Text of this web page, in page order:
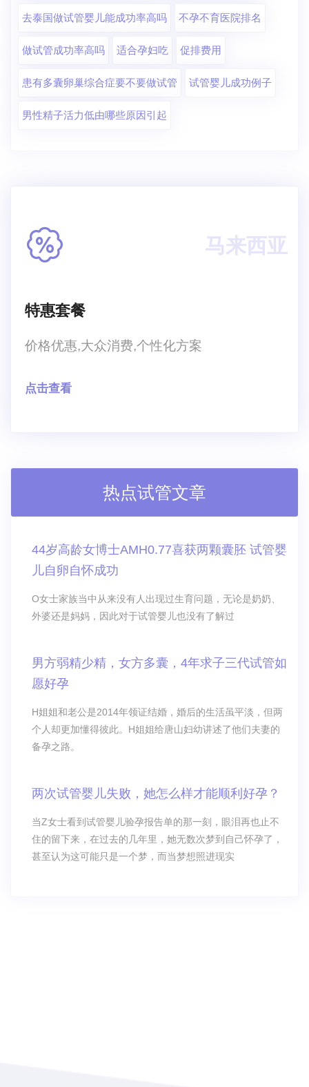
去泰国做试管婴儿能成功率高吗 不孕不育医院排名
做试管成功率高吗 适合孕妇吃 促排费用
患有多囊卵巢综合症要不要做试管 试管婴儿成功例子
男性精子活力低由哪些原因引起
马来西亚
特惠套餐
价格优惠,大众消费,个性化方案
点击查看
热点试管文章
44岁高龄女博士AMH0.77喜获两颗囊胚 试管婴
儿自卵自怀成功
O女士家族当中从来没有人出现过生育问题，无论是奶奶、
外婆还是妈妈，因此对于试管婴儿也没有了解过
男方弱精少精，女方多囊，4年求子三代试管如
愿好孕
H姐姐和老公是2014年领证结婚，婚后的生活虽平淡，但两
个人却更加懂得彼此。H姐姐给唐山妇幼讲述了他们夫妻的
备孕之路。
两次试管婴儿失败，她怎么样才能顺利好孕？
当Z女士看到试管婴儿验孕报告单的那一刻，眼泪再也止不
住的留下来，在过去的几年里，她无数次梦到自己怀孕了，
甚至认为这可能只是一个梦，而当梦想照进现实